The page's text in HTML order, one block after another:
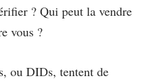
? Qui peut la vendre
vous ?
ou DIDs, tentent de